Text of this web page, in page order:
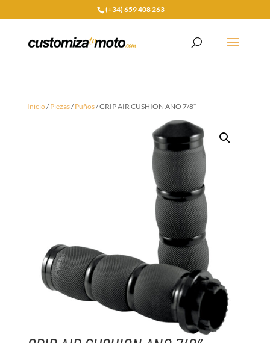
(+34) 659 408 263
Inicio/Piezas/Puños/ GRIP AIR CUSHION ANO 7/8″